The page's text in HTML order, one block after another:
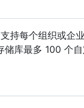
持每个组织或企
库最多 100 个自